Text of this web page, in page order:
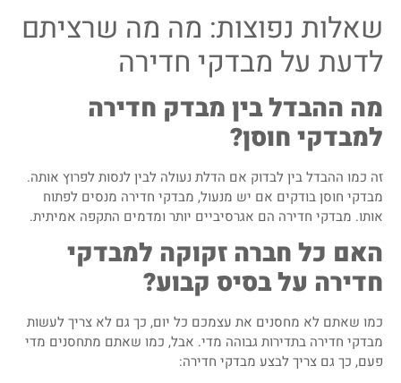
שאלות נפוצות: מה מה שרציתם
לדעת על מבדקי חדירה
מה ההבדל בין מבדק חדירה
למבדקי חוסן?
זה כמו ההבדל בין לבדוק אם הדלת נעולה לבין לנסות לפרוץ אותה.
מבדקי חוסן בודקים אם יש מנעול, מבדקי חדירה מנסים לפתוח
אותו. מבדקי חדירה הם אגרסיביים יותר ומדמים התקפה אמיתית.
האם כל חברה זקוקה למבדקי
חדירה על בסיס קבוע?
כמו שאתם לא מחסנים את עצמכם כל יום, כך גם לא צריך לעשות
מבדקי חדירה בתדירות גבוהה מדי. אבל, כמו שאתם מתחסנים מדי
פעם, כך גם צריך לבצע מבדקי חדירה: